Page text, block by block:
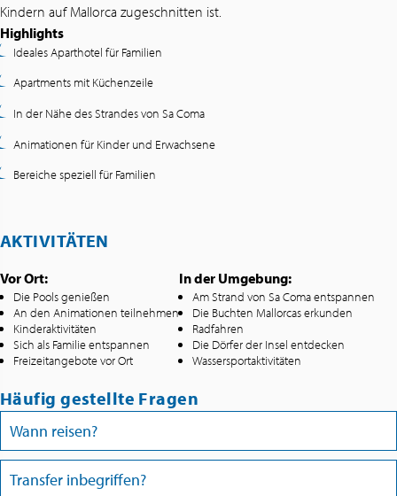
Kindern auf Mallorca zugeschnitten ist.
Highlights
Ideales Aparthotel für Familien
Apartments mit Küchenzeile
In der Nähe des Strandes von Sa Coma
Animationen für Kinder und Erwachsene
Bereiche speziell für Familien
AKTIVITÄTEN
Vor Ort:
Die Pools genießen
An den Animationen teilnehmen
Kinderaktivitäten
Sich als Familie entspannen
Freizeitangebote vor Ort
In der Umgebung:
Am Strand von Sa Coma entspannen
Die Buchten Mallorcas erkunden
Radfahren
Die Dörfer der Insel entdecken
Wassersportaktivitäten
Häufig gestellte Fragen
Wann reisen?
Transfer inbegriffen?